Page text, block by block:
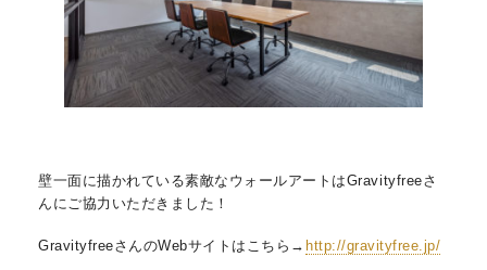
壁一面に描かれている素敵なウォールアートはGravityfreeさ
んにご協力いただきました！
GravityfreeさんのWebサイトはこちら→ http://gravityfree.jp/